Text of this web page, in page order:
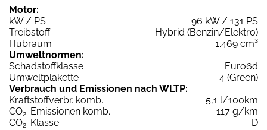
Motor:
kW / PS
96 kW / 131 PS
Treibstoff
Hybrid (Benzin/Elektro)
Hubraum
1.469 cm³
Umweltnormen:
Schadstoffklasse
Euro6d
Umweltplakette
4 (Green)
Verbrauch und Emissionen nach WLTP:
Kraftstoffverbr. komb.
5,1 l/100km
CO2-Emissionen komb.
117 g/km
CO2-Klasse
D